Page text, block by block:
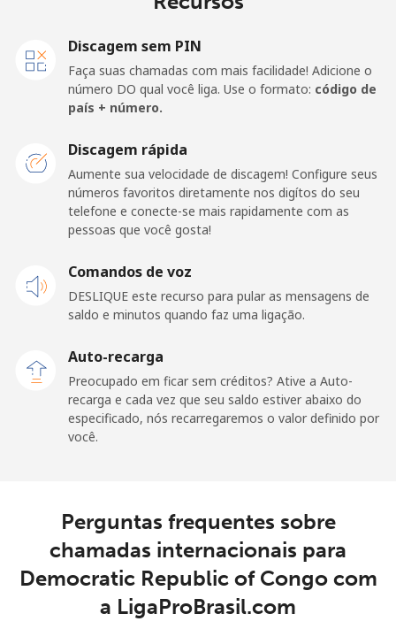
Djibouti
Telefone
⁦43.5¢⁩
Celular ⁦43.5¢⁩ 11 min por ⁦$5⁩ ⁦14¢⁩
Telefone
fixo
⁦29.9¢⁩
Dominican Republic
Telefone
⁦5.5¢⁩ 90 min por ⁦$5⁩ -
Discagem sem PIN
Faça suas chamadas com mais facilidade! Adicione o
número DO qual você liga. Use o formato: código de
país + número.
Discagem rápida
Aumente sua velocidade de discagem! Configure seus
números favoritos diretamente nos digítos do seu
telefone e conecte-se mais rapidamente com as
pessoas que você gosta!
Comandos de voz
DESLIQUE este recurso para pular as mensagens de
saldo e minutos quando faz uma ligação.
Auto-recarga
Preocupado em ficar sem créditos? Ative a Auto-
recarga e cada vez que seu saldo estiver abaixo do
especificado, nós recarregaremos o valor definido por
você.
Perguntas frequentes sobre
chamadas internacionais para
Democratic Republic of Congo com
a LigaProBrasil.com